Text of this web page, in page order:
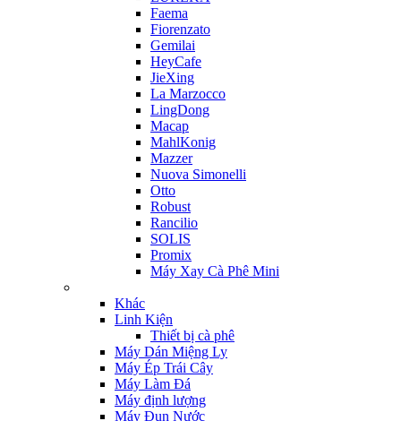
Faema
Fiorenzato
Gemilai
HeyCafe
JieXing
La Marzocco
LingDong
Macap
MahlKonig
Mazzer
Nuova Simonelli
Otto
Robust
Rancilio
SOLIS
Promix
Máy Xay Cà Phê Mini
Khác
Linh Kiện
Thiết bị cà phê
Máy Dán Miệng Ly
Máy Ép Trái Cây
Máy Làm Đá
Máy định lượng
Máy Đun Nước